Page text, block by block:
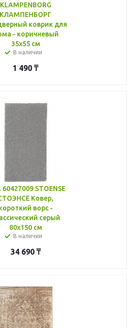
KLAMPENBORG
КЛАМПЕНБОРГ
коврик для
- коричневый
35x55 см
В наличии
1 490 ₸
60427009 STOENSE
Ковер,
ворс -
серый
80x150 см
В наличии
34 690₸